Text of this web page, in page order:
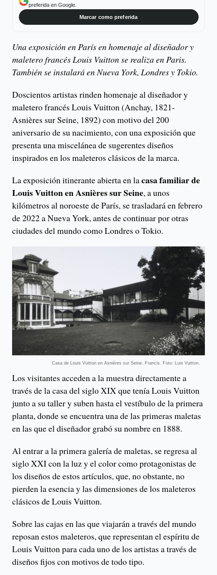
preferida en Google.
Marcar como preferida
Una exposición en París en homenaje al diseñador y
maletero francés Louis Vuitton se realiza en Paris.
También se instalará en Nueva York, Londres y Tokio.
Doscientos artistas rinden homenaje al diseñador y
maletero francés Louis Vuitton (Anchay, 1821-
Asnières sur Seine, 1892) con motivo del 200
aniversario de su nacimiento, con una exposición que
presenta una miscelánea de sugerentes diseños
inspirados en los maleteros clásicos de la marca.
La exposición itinerante abierta en lacasa familiar de
Louis Vuitton en Asnières sur Seine, a unos
kilómetros al noroeste de París, se trasladará en febrero
de 2022 a Nueva York, antes de continuar por otras
ciudades del mundo como Londres o Tokio.
Casa de Louis Vuitton en Asnières sur Seine, Francis. Foto: Luis Vuitton.
Los visitantes acceden a la muestra directamente a
través de la casa del siglo XIX que tenía Louis Vuitton
junto a su taller y suben hasta el vestíbulo de la primera
planta, donde se encuentra una de las primeras maletas
en las que el diseñador grabó su nombre en 1888.
Al entrar a la primera galería de maletas, se regresa al
siglo XXI con la luz y el color como protagonistas de
los diseños de estos artículos, que, no obstante, no
pierden la esencia y las dimensiones de los maleteros
clásicos de Louis Vuitton.
Sobre las cajas en las que viajarán a través del mundo
reposan estos maleteros, que representan el espíritu de
Louis Vuitton para cada uno de los artistas a través de
diseños fijos con motivos de todo tipo.